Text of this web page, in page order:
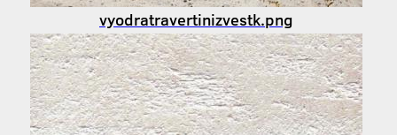
vyodratravertinizvestk.png